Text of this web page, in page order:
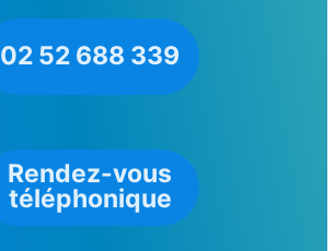
02 52 688 339
Rendez-vous
téléphonique